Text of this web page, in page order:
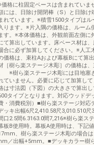
価格に柱固定ベースは含まれていま
には、日除け開閉棒（S）と日除け
れています。※積雪1500タイプはル
ります。※片入隅の価格は、ルーム
す。※本体価格は、外観前面左側に
て算出しています。床ベース材は
合に必ず加算してください。※人工
価格は、束柱Aおよび幕板Bにて算
［樹ら楽ステージ木彫］の価格は
※樹ら楽ステージ木彫には目地塞
ていません。必要に応じて加算し
は寸法図（下図）の大きさで算出
タイプとなります。対応ウッドデ
・消費税別）■樹ら楽ステージ対
ッキ出幅6尺2,410.58尺3,010.510
口2.5間6.3163.0間7,216※樹ら楽ス
板B使用時。幕板A使用時は、下記
、樹ら楽ステージ木彫の場合
／出幅+5mm。■デッキカラー樹